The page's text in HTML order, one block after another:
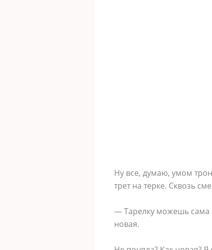
Ну все, думаю, умом
трет на терке. Сквозь
— Тарелку можешь сама
новая.